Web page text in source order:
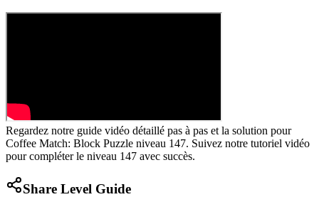
Regardez notre guide vidéo détaillé pas à pas et la solution pour
Coffee Match: Block Puzzle niveau 147. Suivez notre tutoriel vidéo
pour compléter le niveau 147 avec succès.
Share Level Guide